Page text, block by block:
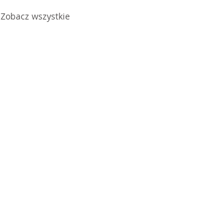
Zobacz wszystkie